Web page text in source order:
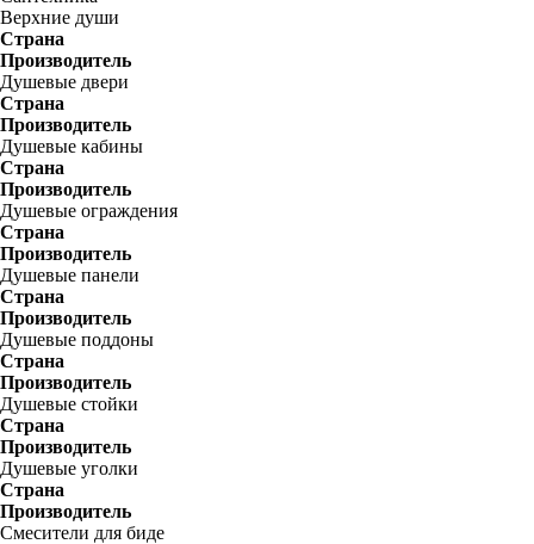
Верхние души
Страна
Производитель
Душевые двери
Страна
Производитель
Душевые кабины
Страна
Производитель
Душевые ограждения
Страна
Производитель
Душевые панели
Страна
Производитель
Душевые поддоны
Страна
Производитель
Душевые стойки
Страна
Производитель
Душевые уголки
Страна
Производитель
Смесители для биде